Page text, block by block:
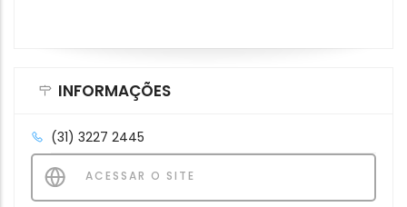
INFORMAÇÕES
(31) 3227 2445
ACESSAR O SITE